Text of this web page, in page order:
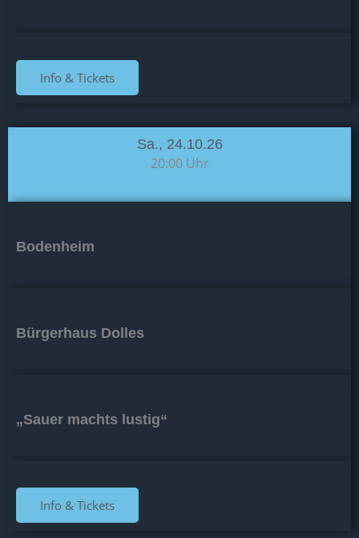
Info & Tickets
Sa., 24.10.26
20:00 Uhr
Bodenheim
Bürgerhaus Dolles
„Sauer machts lustig“
Info & Tickets